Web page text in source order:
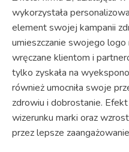
wykorzystała
element swojej kampanii
umieszczanie swojego
wręczane klientom i
tylko zyskała na
również umocniła swoje
zdrowiu i dobrostanie.
wizerunku marki oraz
przez lepsze